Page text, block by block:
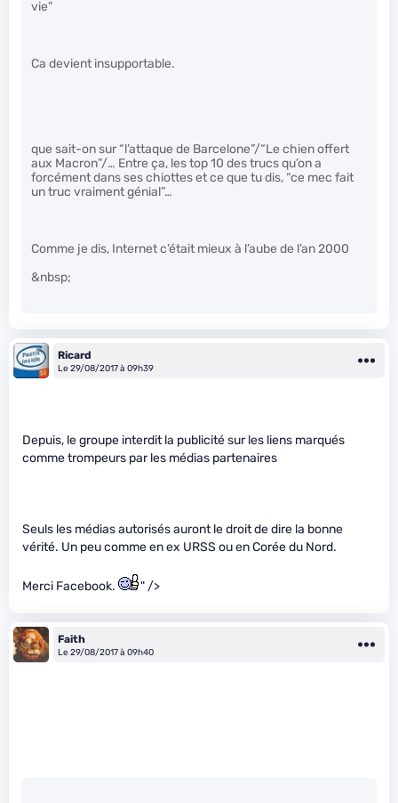
vie”
Ca devient insupportable.
que sait-on sur “l’attaque de Barcelone”/“Le chien offert
aux Macron”/… Entre ça, les top 10 des trucs qu’on a
forcément dans ses chiottes et ce que tu dis, “ce mec fait
un truc vraiment génial”…
Comme je dis, Internet c’était mieux à l’aube de l’an 2000
&nbsp;
Ricard
Le 29/08/2017 à 09h39
Depuis, le groupe interdit la publicité sur les liens marqués
comme trompeurs par les médias partenaires
Seuls les médias autorisés auront le droit de dire la bonne
vérité. Un peu comme en ex URSS ou en Corée du Nord.
Merci Facebook. " />
Faith
Le 29/08/2017 à 09h40